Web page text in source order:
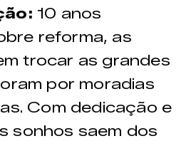
10 anos
reforma, as
trocar as grandes
por moradias
Com dedicação e
sonhos saem dos